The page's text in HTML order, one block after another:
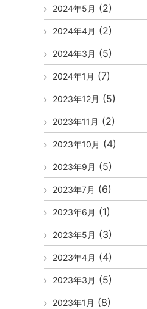
2024年5月 (2)
2024年4月 (2)
2024年3月 (5)
2024年1月 (7)
2023年12月 (5)
2023年11月 (2)
2023年10月 (4)
2023年9月 (5)
2023年7月 (6)
2023年6月 (1)
2023年5月 (3)
2023年4月 (4)
2023年3月 (5)
2023年1月 (8)